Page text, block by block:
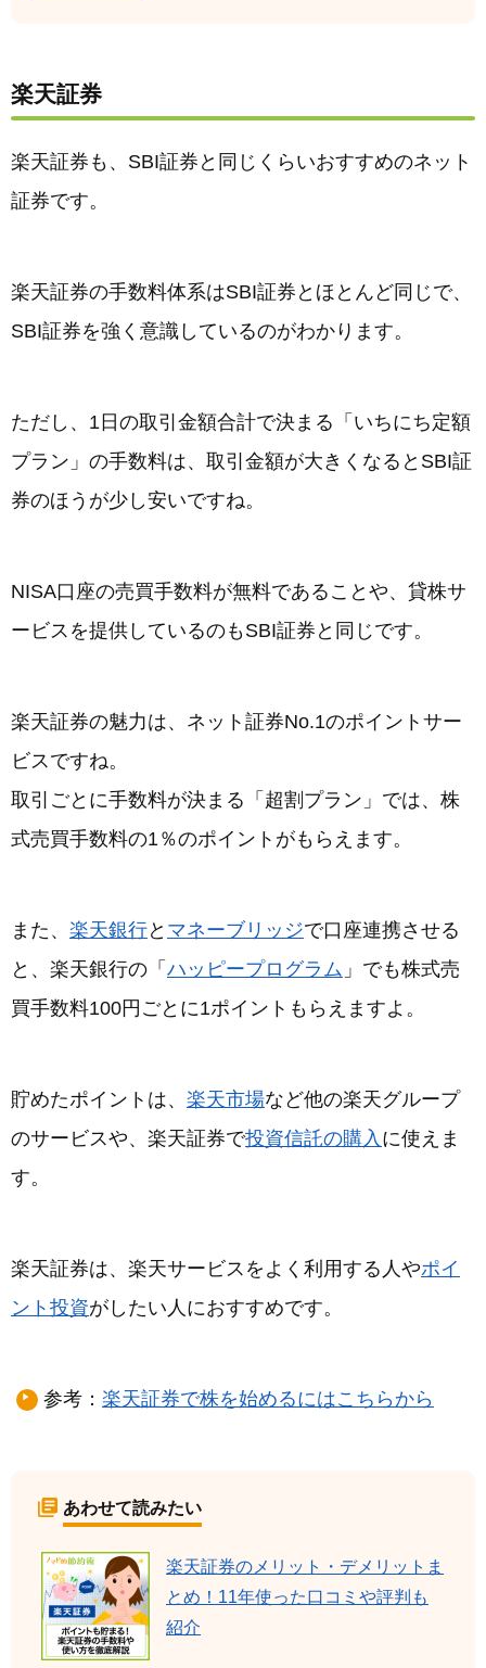
楽天証券
楽天証券も、SBI証券と同じくらいおすすめのネット
証券です。
楽天証券の手数料体系はSBI証券とほとんど同じで、
SBI証券を強く意識しているのがわかります。
ただし、1日の取引金額合計で決まる「いちにち定額
プラン」の手数料は、取引金額が大きくなるとSBI証
券のほうが少し安いですね。
NISA口座の売買手数料が無料であることや、貸株サ
ービスを提供しているのもSBI証券と同じです。
楽天証券の魅力は、ネット証券No.1のポイントサー
ビスですね。
取引ごとに手数料が決まる「超割プラン」では、株
式売買手数料の1％のポイントがもらえます。
また、 楽天銀行と マネーブリッジで口座連携させる
と、楽天銀行の「 ハッピープログラム 」でも株式売
買手数料100円ごとに1ポイントもらえますよ。
貯めたポイントは、 楽天市場など他の楽天グループ
のサービスや、楽天証券で投資信託の購入 に使えま
す。
楽天証券は、楽天サービスをよく利用する人やポイ
ント投資がしたい人におすすめです。
参考： 楽天証券で株を始めるにはこちらから
あわせて読みたい
楽天証券のメリット・デメリットま
とめ！11年使った口コミや評判も
紹介